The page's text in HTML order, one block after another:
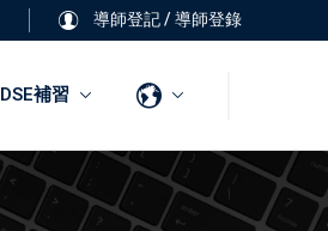
導師登記/導師登錄
DSE補習